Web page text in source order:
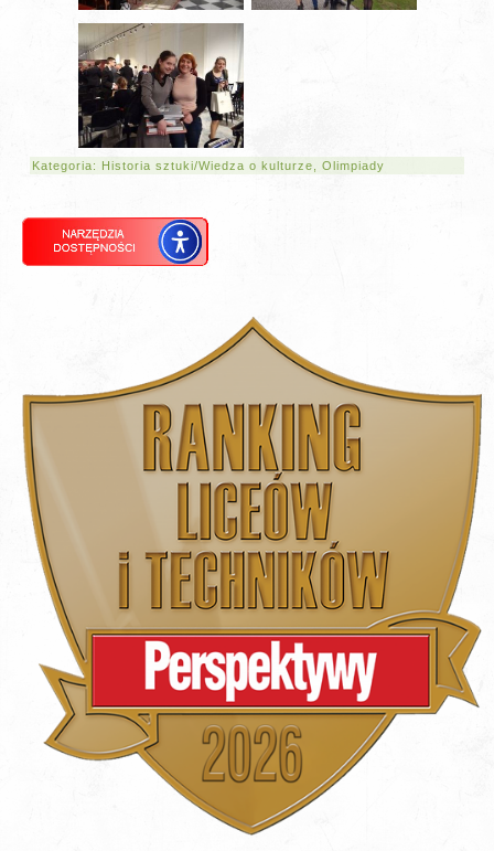
Kategoria: Historia sztuki/Wiedza o kulturze ,Olimpiady